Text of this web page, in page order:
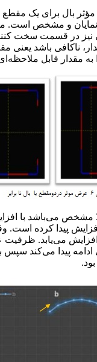
عرض مؤثر بال برای یک
نمایان و مشخص است.
نیز در قسمت سخت
مقدار قابل
همانطور که در نمودار 3 مشخص
پیدا کرده است.
می‌یابد. ظرفیت
ادامه پیدا می‌کند سپس